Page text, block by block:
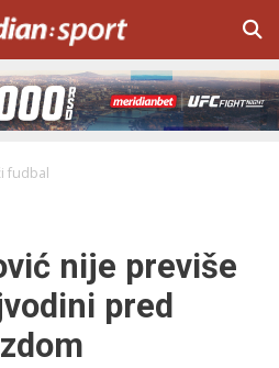
fudbal
nije previše
pred